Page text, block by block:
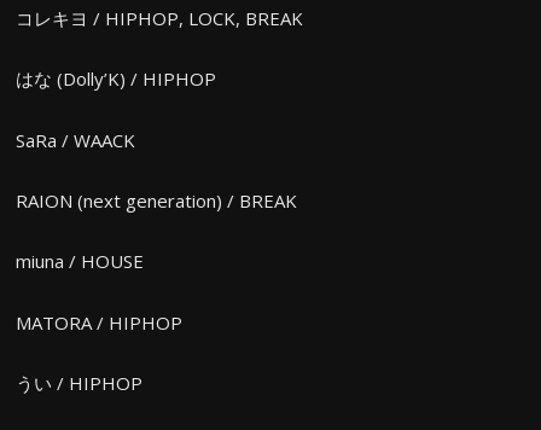
コレキヨ / HIPHOP, LOCK, BREAK
はな (Dolly’K) / HIPHOP
SaRa / WAACK
RAION (next generation) / BREAK
miuna / HOUSE
MATORA / HIPHOP
うい / HIPHOP